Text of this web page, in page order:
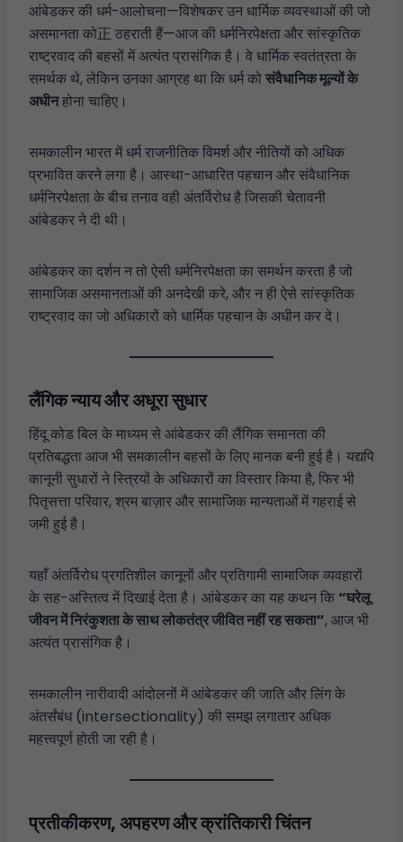
आंबेडकर की धर्म-आलोचना—विशेषकर उन धार्मिक व्यवस्थाओं की जो
असमानता को正 ठहराती हैं—आज की धर्मनिरपेक्षता और सांस्कृतिक
राष्ट्रवाद की बहसों में अत्यंत प्रासंगिक है। वे धार्मिक स्वतंत्रता के
समर्थक थे, लेकिन उनका आग्रह था कि धर्म कोसंवैधानिक मूल्यों के
अधीनहोना चाहिए।
समकालीन भारत में धर्म राजनीतिक विमर्श और नीतियों को अधिक
प्रभावित करने लगा है। आस्था-आधारित पहचान और संवैधानिक
धर्मनिरपेक्षता के बीच तनाव वही अंतर्विरोध है जिसकी चेतावनी
आंबेडकर ने दी थी।
आंबेडकर का दर्शन न तो ऐसी धर्मनिरपेक्षता का समर्थन करता है जो
सामाजिक असमानताओं की अनदेखी करे, और न ही ऐसे सांस्कृतिक
राष्ट्रवाद का जो अधिकारों को धार्मिक पहचान के अधीन कर दे।
लैंगिक न्याय और अधूरा सुधार
हिंदू कोड बिल के माध्यम से आंबेडकर की लैंगिक समानता की
प्रतिबद्धता आज भी समकालीन बहसों के लिए मानक बनी हुई है। यद्यपि
कानूनी सुधारों ने स्त्रियों के अधिकारों का विस्तार किया है, फिर भी
पितृसत्ता परिवार, श्रम बाज़ार और सामाजिक मान्यताओं में गहराई से
जमी हुई है।
यहाँ अंतर्विरोध प्रगतिशील कानूनों और प्रतिगामी सामाजिक व्यवहारों
के सह-अस्तित्व में दिखाई देता है। आंबेडकर का यह कथन कि “घरेलू
जीवन में निरंकुशता के साथ लोकतंत्र जीवित नहीं रह सकता”, आज भी
अत्यंत प्रासंगिक है।
समकालीन नारीवादी आंदोलनों में आंबेडकर की जाति और लिंग के
अंतर्संबंध (intersectionality) की समझ लगातार अधिक
महत्त्वपूर्ण होती जा रही है।
प्रतीकीकरण, अपहरण और क्रांतिकारी चिंतन